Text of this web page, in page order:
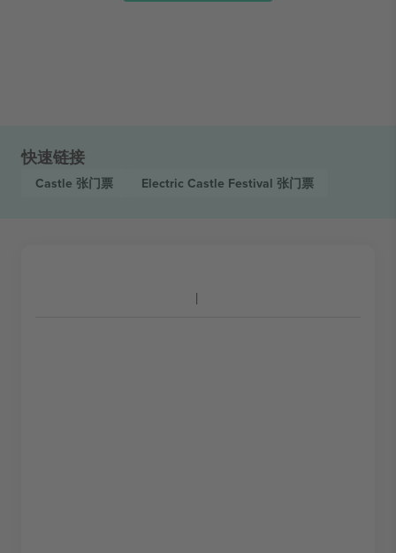
快速链接
Castle 张门票 Electric Castle Festival 张门票